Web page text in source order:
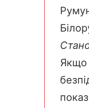
Якщо